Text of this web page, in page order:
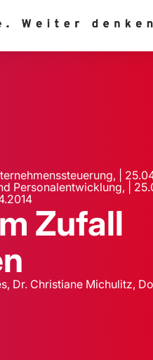
|
Personalentwicklung, |
Zufall
Dr. Christiane Michulitz,